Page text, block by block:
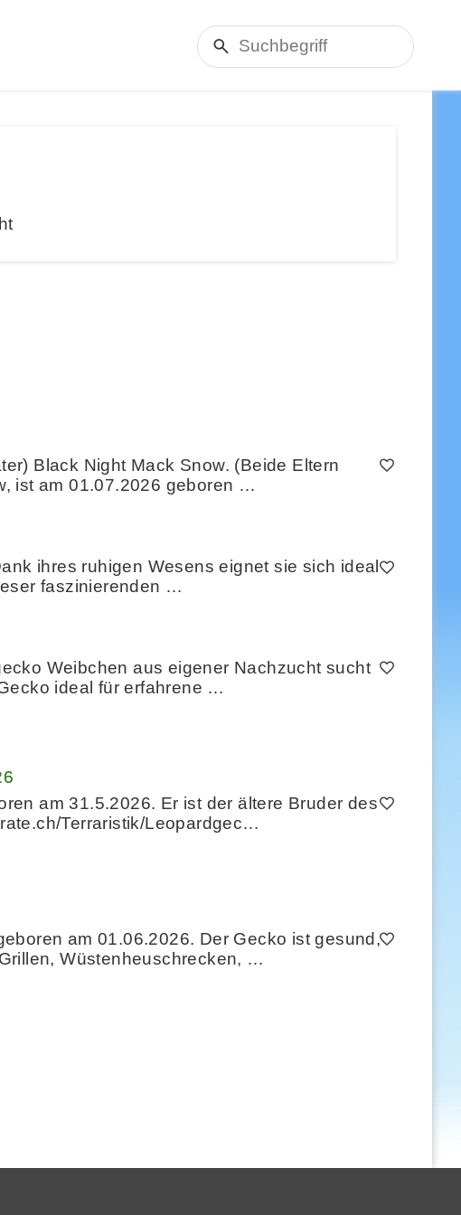
Black Night Mack Snow. (Beide Eltern
ist am 01.07.2026 geboren …
ihres ruhigen Wesens eignet sie sich ideal
faszinierenden …
Weibchen aus eigener Nachzucht sucht
ideal für erfahrene …
am 31.5.2026. Er ist der ältere Bruder des
Terraristik/Leopardgec…
am 01.06.2026. Der Gecko ist gesund,
Wüstenheuschrecken, …